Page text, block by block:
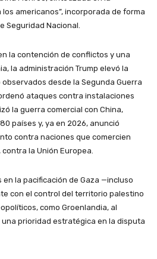
americanos”, incorporada de forma
Seguridad Nacional.
la contención de conflictos y una
la administración Trump elevó la
desde la Segunda Guerra
ataques contra instalaciones
la guerra comercial con China,
países y, ya en 2026, anunció
contra naciones que comercien
la Unión Europea.
la pacificación de Gaza —incluso
con el control del territorio palestino
como Groenlandia, al
prioridad estratégica en la disputa